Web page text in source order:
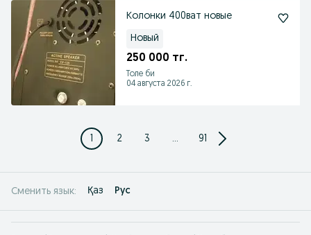
Колонки 400ват новые
Новый
250 000 тг.
Толе би
04 августа 2026 г.
1 2 3 ... 91
Сменить язык: Қаз Рус